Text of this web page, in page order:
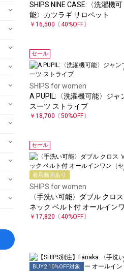
SHIPS NINE CASE:〈洗濯機可
能〉カツラギ サロペット
￥16,500 〔40%OFF〕
セール
SHIPS for women
A PUPIL:〈洗濯機可能〉ジャ
スーツ ストライプ
￥18,700 〔50%OFF〕
セール
着用動画あり
SHIPS for women
〈手洗い可能〉ダブル クロ
ネック ベルト付 オールイン
（セレモニー対応可）
￥17,820 〔40%OFF〕
BUY2 10%OFF対象